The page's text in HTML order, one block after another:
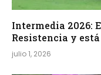
Intermedia 2026:
Resistencia y
julio 1, 2026